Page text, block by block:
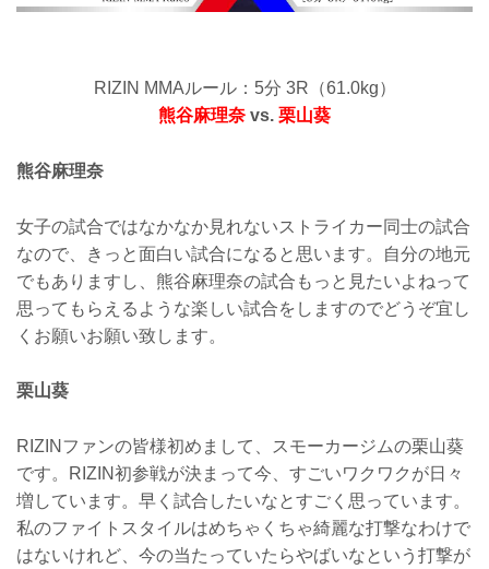
RIZIN MMAルール：5分 3R（61.0kg）
熊谷麻理奈 vs. 栗山葵
熊谷麻理奈
女子の試合ではなかなか見れないストライカー同士の試合
なので、きっと面白い試合になると思います。自分の地元
でもありますし、熊谷麻理奈の試合もっと見たいよねって
思ってもらえるような楽しい試合をしますのでどうぞ宜し
くお願いお願い致します。
栗山葵
RIZINファンの皆様初めまして、スモーカージムの栗山葵
です。RIZIN初参戦が決まって今、すごいワクワクが日々
増しています。早く試合したいなとすごく思っています。
私のファイトスタイルはめちゃくちゃ綺麗な打撃なわけで
はないけれど、今の当たっていたらやばいなという打撃が